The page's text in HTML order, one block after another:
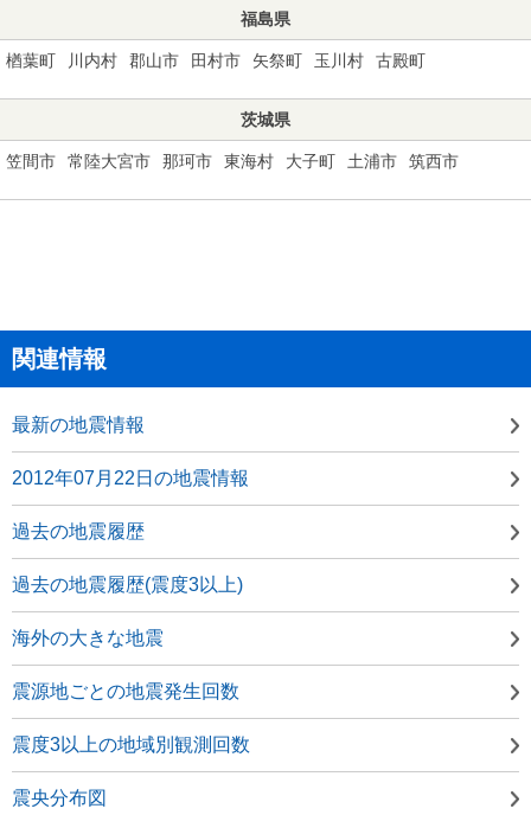
福島県
楢葉町 川内村 郡山市 田村市 矢祭町 玉川村 古殿町
茨城県
笠間市 常陸大宮市 那珂市 東海村 大子町 土浦市 筑西市
関連情報
最新の地震情報
2012年07月22日の地震情報
過去の地震履歴
過去の地震履歴(震度3以上)
海外の大きな地震
震源地ごとの地震発生回数
震度3以上の地域別観測回数
震央分布図